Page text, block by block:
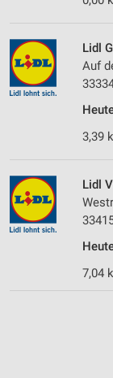
Lidl
Auf
3,39
Lidl
7,04